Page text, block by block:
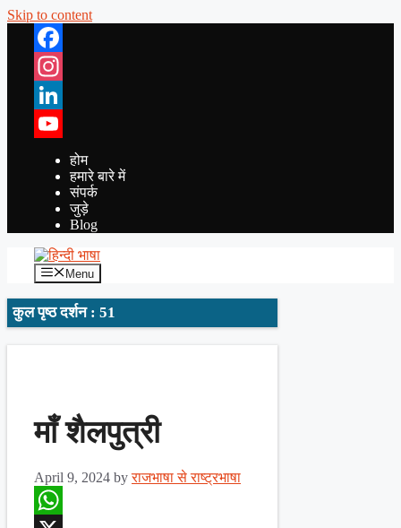
Skip to content
Facebook
Instagram
LinkedIn
YouTube
होम
हमारे बारे में
संपर्क
जुड़े
Blog
Menu
कुल पृष्ठ दर्शन : 51
माँ शैलपुत्री
April 9, 2024 byराजभाषा से राष्ट्रभाषा